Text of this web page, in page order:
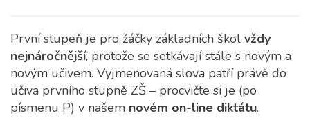
První stupeň je pro žáčky základních škol vždy
nejnáročnější, protože se setkávají stále s novým a
novým učivem. Vyjmenovaná slova patří právě do
učiva prvního stupně ZŠ – procvičte si je (po
písmenu P) v našem novém on-line diktátu.